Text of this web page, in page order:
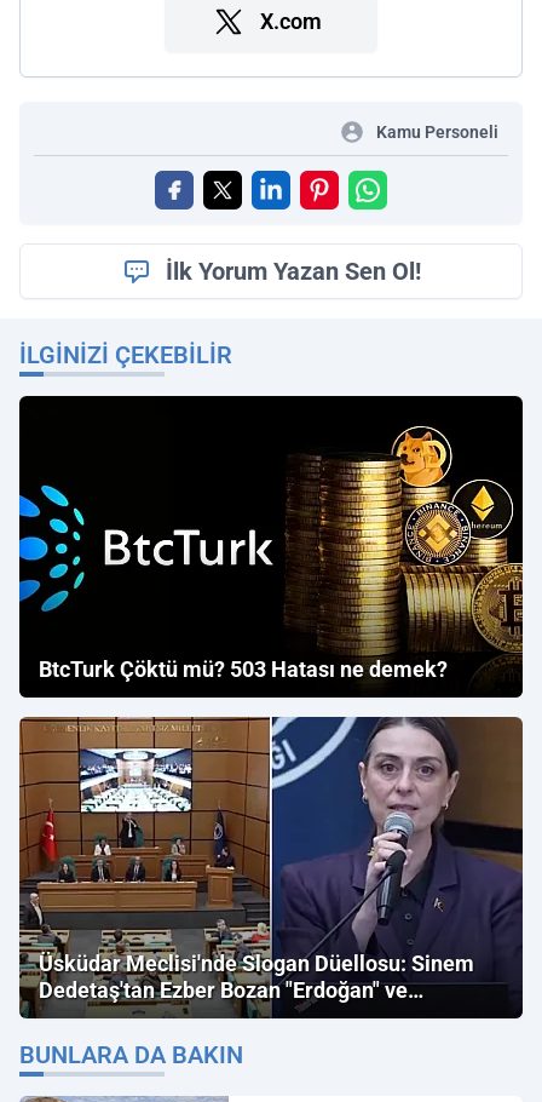
X.com
Kamu Personeli
İlk Yorum Yazan Sen Ol!
İLGINIZI ÇEKEBILIR
BtcTurk Çöktü mü? 503 Hatası ne demek?
Üsküdar Meclisi'nde Slogan Düellosu: Sinem
Dedetaş'tan Ezber Bozan "Erdoğan" ve
"İmamoğlu" Çıkışı!
BUNLARA DA BAKIN